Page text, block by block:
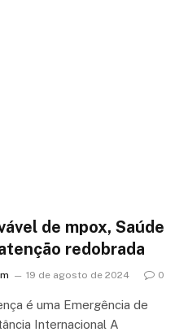
de mpox, Saúde
redobrada
19 de agosto de 2024 0
é uma Emergência de
Internacional A